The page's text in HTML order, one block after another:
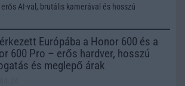
erős AI-val, brutális kamerával és hosszú
Európába a Honor 600 és a
600 Pro – erős hardver, hosszú
és meglepő árak